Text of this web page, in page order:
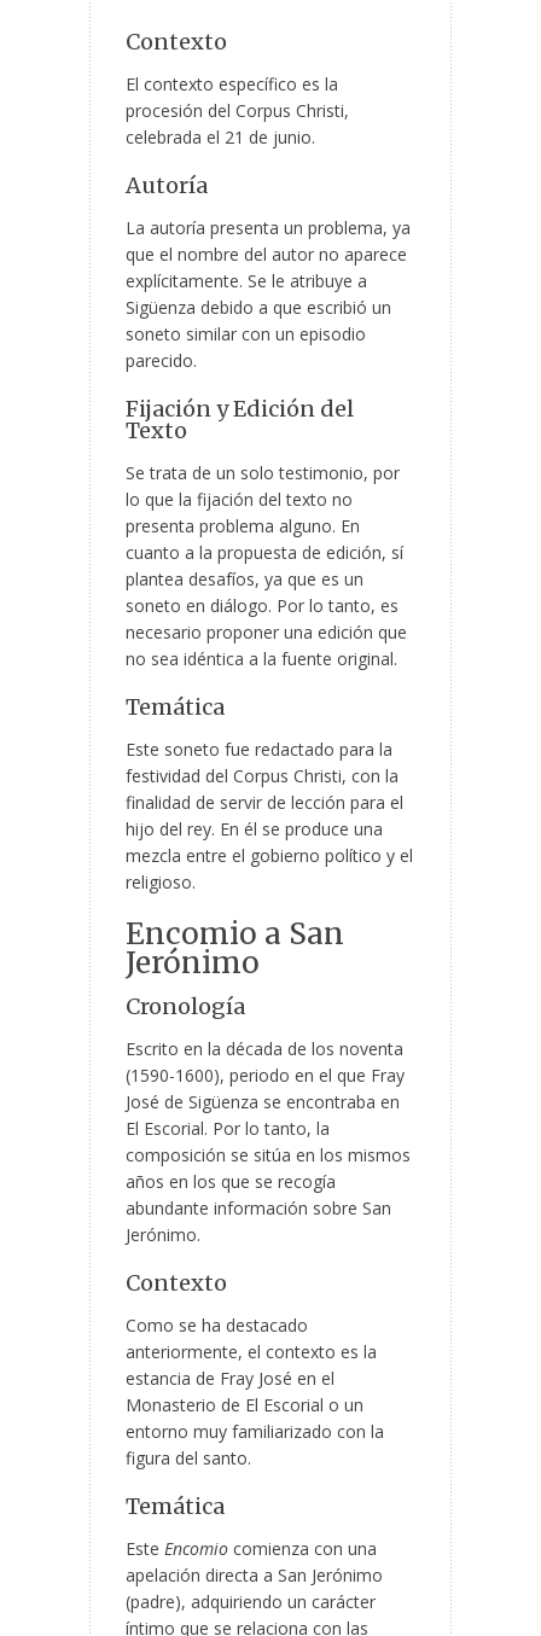
Contexto
El contexto específico es la
procesión del Corpus Christi,
celebrada el 21 de junio.
Autoría
La autoría presenta un problema, ya
que el nombre del autor no aparece
explícitamente. Se le atribuye a
Sigüenza debido a que escribió un
soneto similar con un episodio
parecido.
Fijación y Edición del
Texto
Se trata de un solo testimonio, por
lo que la fijación del texto no
presenta problema alguno. En
cuanto a la propuesta de edición, sí
plantea desafíos, ya que es un
soneto en diálogo. Por lo tanto, es
necesario proponer una edición que
no sea idéntica a la fuente original.
Temática
Este soneto fue redactado para la
festividad del Corpus Christi, con la
finalidad de servir de lección para el
hijo del rey. En él se produce una
mezcla entre el gobierno político y el
religioso.
Encomio a San
Jerónimo
Cronología
Escrito en la década de los noventa
(1590-1600), periodo en el que Fray
José de Sigüenza se encontraba en
El Escorial. Por lo tanto, la
composición se sitúa en los mismos
años en los que se recogía
abundante información sobre San
Jerónimo.
Contexto
Como se ha destacado
anteriormente, el contexto es la
estancia de Fray José en el
Monasterio de El Escorial o un
entorno muy familiarizado con la
figura del santo.
Temática
Este Encomio comienza con una
apelación directa a San Jerónimo
(padre), adquiriendo un carácter
íntimo que se relaciona con las